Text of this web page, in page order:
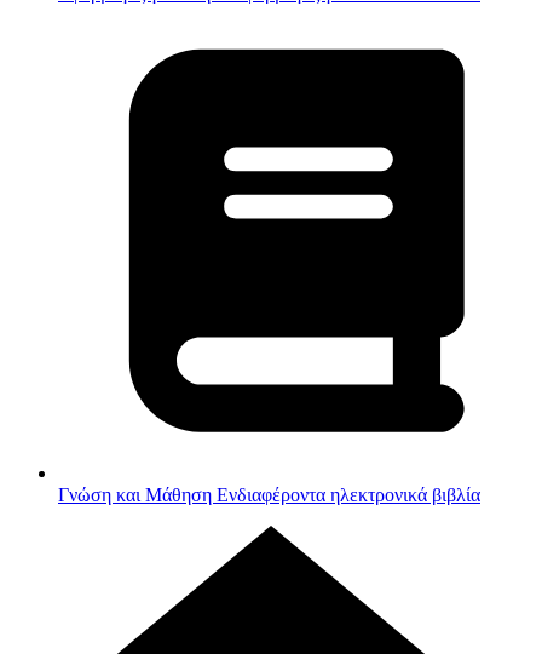
Γνώση και Μάθηση Ενδιαφέροντα ηλεκτρονικά βιβλία